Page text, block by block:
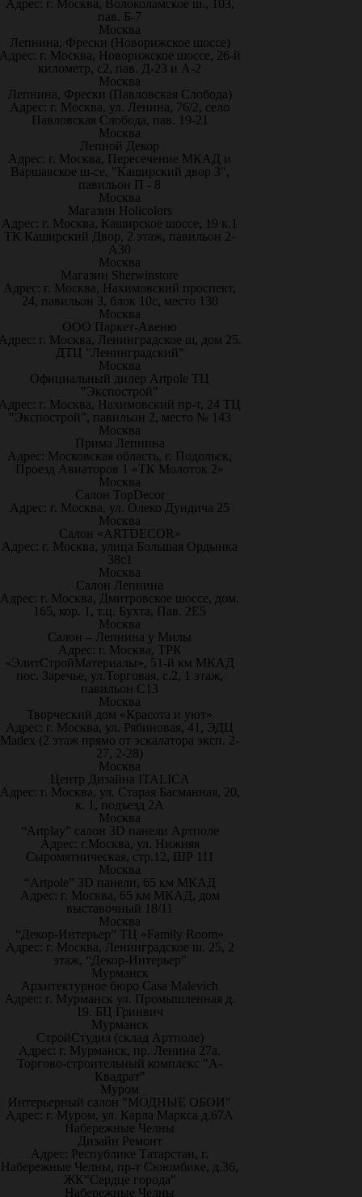
Адрес: г. Москва, Волоколамское ш., 103,
пав. Б-7
Москва
Лепнина, Фрески (Новорижское шоссе)
г. Москва, Новорижское шоссе, 26-й
километр, с2, пав. Д-23 и А-2
Москва
Лепнина, Фрески (Павловская Слобода)
Адрес: г. Москва, ул. Ленина, 76/2, село
Павловская Слобода, пав. 19-21
Москва
Лепной Декор
Адрес: г. Москва, Пересечение МКАД и
Варшавское ш-се, "Каширский двор 3",
павильон П - 8
Москва
Магазин Holicolors
Адрес: г. Москва, Каширское шоссе, 19 к.1
ТК Каширский Двор, 2 этаж, павильон 2-
А30
Москва
Магазин Sherwinstore
Адрес: г. Москва, Нахимовский проспект,
24, павильон 3, блок 10с, место 130
Москва
ООО Паркет-Авeню
г. Москва, Ленинградское ш, дом 25.
ДТЦ "Ленинградский"
Москва
Официальный дилер Artpole ТЦ
"Экспострой"
г. Москва, Нахимовский пр-т, 24 ТЦ
"Экспострой", павильон 2, место № 143
Москва
Прима Лепнина
Адрес: Московская область, г. Подольск,
Проезд Авиаторов 1 «ТК Молоток 2»
Москва
Салон TopDecor
Адрес: г. Москва, ул. Олеко Дундича 25
Москва
Салон «ARTDECOR»
Адрес: г. Москва, улица Большая Ордынка
38с1
Москва
Салон Лепнина
Адрес: г. Москва, Дмитровское шоссе, дом.
165, кор. 1, т.ц. Бухта, Пав. 2Е5
Москва
Салон – Лепнина у Милы
Адрес: г. Москва, ТРК
«ЭлитСтройМатериалы», 51-й км МКАД
пос. Заречье, ул.Торговая, с.2, 1 этаж,
павильон С13
Москва
Творческий дом «Красота и уют»
Адрес: г. Москва, ул. Рябиновая, 41, ЭДЦ
Madex (2 этаж прямо от эскалатора эксп. 2-
27, 2-28)
Москва
Центр Дизайна ITALICA
Адрес: г. Москва, ул. Старая Басманная, 20,
к. 1, подъезд 2А
Москва
“Artplay” салон 3D панели Артполе
Адрес: г.Москва, ул. Нижняя
Сыромятническая, стр.12, ШР 111
Москва
“Artpole” 3D панели, 65 км МКАД
Адрес: г. Москва, 65 км МКАД, дом
выставочный 18/11
Москва
“Декор-Интерьер” ТЦ «Family Room»
Адрес: г. Москва, Ленинградское ш. 25, 2
этаж, “Декор-Интерьер”
Мурманск
Архитектурное бюро Casa Malevich
Адрес: г. Мурманск ул. Промышленная д.
19. БЦ Гринвич
Мурманск
СтройСтудия (склад Артполе)
Адрес: г. Мурманск, пр. Ленина 27а,
Торгово-строительный комплекс "А-
Квадрат"
Муром
Интерьерный салон "МОДНЫЕ ОБОИ"
Адрес: г. Муром, ул. Карла Маркса д.67А
Набережные Челны
Дизайн Ремонт
Адрес: Республике Татарстан, г.
Набережные Челны, пр-т Сююмбике, д.36,
ЖК"Сердце города"
Набережные Челны